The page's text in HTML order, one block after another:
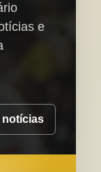
e
notícias